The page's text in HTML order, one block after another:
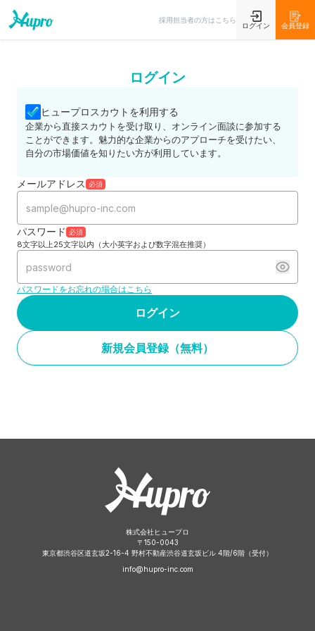
採用担当者の方はこちら
ログイン 会員登録
ログイン
ヒュープロスカウトを利用する
企業から直接スカウトを受け取り、オンライン面談に参加する
ことができます。魅力的な企業からのアプローチを受けたい、
自分の市場価値を知りたい方が利用しています。
メールアドレス 必須
パスワード 必須
8文字以上25文字以内（大小英字および数字混在推奨）
パスワードをお忘れの場合はこちら
ログイン
新規会員登録（無料）
株式会社ヒュープロ
〒 150-0043
東京都渋谷区道玄坂2-16-4 野村不動産渋谷道玄坂ビル 4階/6階（受付）
info@hupro-inc.com